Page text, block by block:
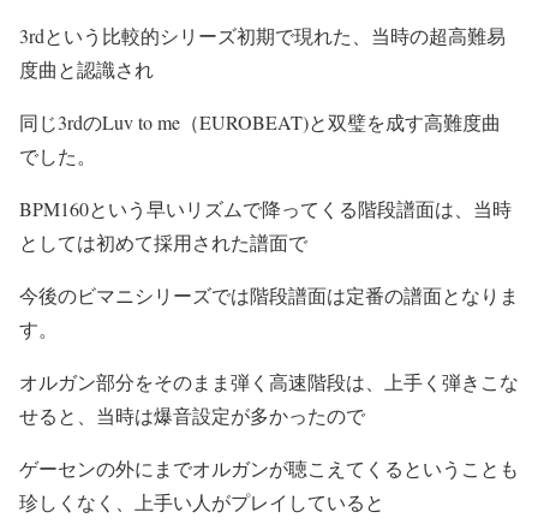
3rdという比較的シリーズ初期で現れた、当時の超高難易
度曲と認識され
同じ3rdのLuv to me（EUROBEAT)と双璧を成す高難度曲
でした。
BPM160という早いリズムで降ってくる階段譜面は、当時
としては初めて採用された譜面で
今後のビマニシリーズでは階段譜面は定番の譜面となりま
す。
オルガン部分をそのまま弾く高速階段は、上手く弾きこな
せると、当時は爆音設定が多かったので
ゲーセンの外にまでオルガンが聴こえてくるということも
珍しくなく、上手い人がプレイしていると